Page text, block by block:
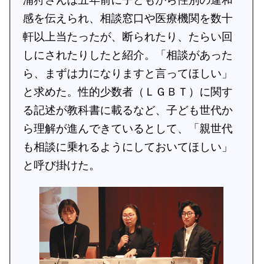
感を伝えられ、相談窓口や医療機関を数十
軒以上当たったが、断られたり、たらい回
しにされたりしたと紹介。「相談があった
ら、まずは力になりますと言ってほしい」
と求めた。性的少数者（ＬＧＢＴ）に関す
る記述が教科書に載るなど、子ども世代か
ら理解が進んできているとして、「親世代
も相談に乗れるようにしておいてほしい」
と呼び掛けた。